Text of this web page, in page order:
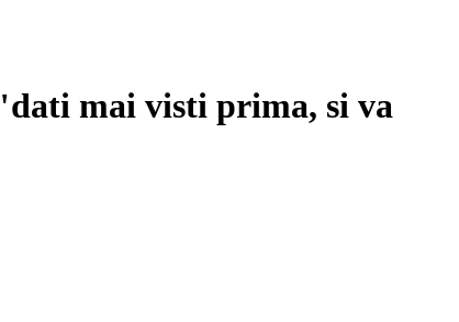
mai visti prima, si va